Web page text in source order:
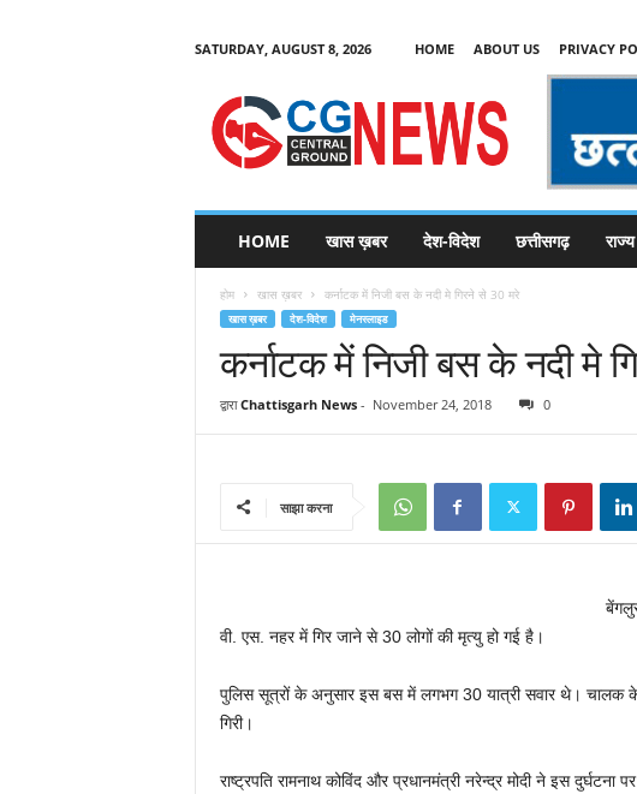
SATURDAY, AUGUST 8, 2026 HOME ABOUT US PRIVACY
C
HOME खास ख़बर देश-विदेश छत्तीसगढ़ राज्य
होम खास ख़बर कर्नाटक में निजी बस के नदी मे गिरने से 30 मरे
खास ख़बर देश-विदेश मेनस्लाइड
कर्नाटक में निजी बस के नदी मे
द्वारा Chattisgarh News- November 24, 2018 0
साझा करना
वी. एस. नहर में गिर जाने से 30 लोगों की मृत्‍यु हो गई है।
पुलिस सूत्रों के अनुसार इस बस में लगभग 30 यात्री सवार थे। चालक
गिरी।
राष्ट्रपति रामनाथ कोविंद और प्रधानमंत्री नरेन्द्र मोदी ने इस